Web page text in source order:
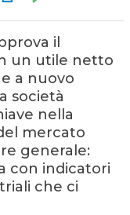
il
un utile netto
a nuovo
società
nella
mercato
generale:
con indicatori
che ci